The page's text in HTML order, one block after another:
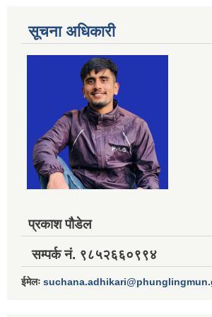
सूचना अधिकारी
प्रकाश पौडेल
सम्पर्क नं. ९८५२६६०९९४
ईमेलः